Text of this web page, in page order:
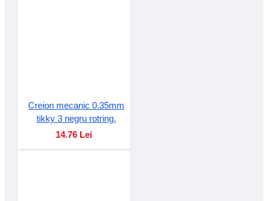
Creion mecanic 0.35mm
tikky 3 negru rotring.
14.76 Lei